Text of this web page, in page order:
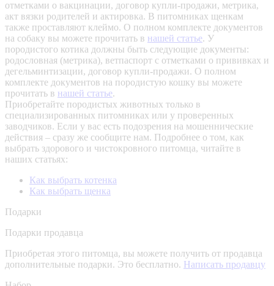
отметками о вакцинации, договор купли-продажи, метрика,
акт вязки родителей и актировка. В питомниках щенкам
также проставляют клеймо. О полном комплекте документов
на собаку вы можете прочитать в нашей статье. У
породистого котика должны быть следующие документы:
родословная (метрика), ветпаспорт с отметками о прививках и
дегельминтизации, договор купли-продажи. О полном
комплекте документов на породистую кошку вы можете
прочитать в нашей статье.
Приобретайте породистых животных только в
специализированных питомниках или у проверенных
заводчиков. Если у вас есть подозрения на мошеннические
действия – сразу же сообщите нам. Подробнее о том, как
выбрать здорового и чистокровного питомца, читайте в
наших статьях:
Как выбрать котенка
Как выбрать щенка
Подарки
Подарки продавца
Приобретая этого питомца, вы можете получить от продавца
дополнительные подарки. Это бесплатно. Написать продавцу